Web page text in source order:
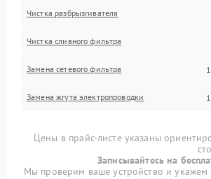
Чистка разбрызгивателя
Чистка сливного фильтра
Замена сетевого фильтра
Замена жгута электропроводки
Цены в прайс-листе указаны
Записывайтесь на
Мы проверим ваше устройство и укажем